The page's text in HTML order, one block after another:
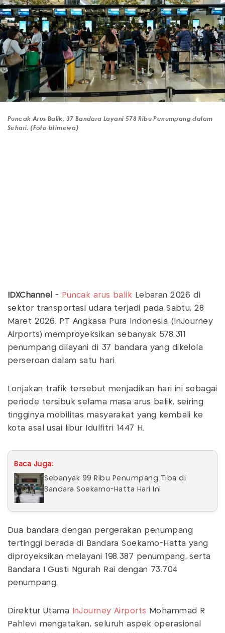
Puncak Arus Balik, 37 Bandara Layani 578 Ribu Penumpang dalam
Sehari. (Foto Istimewa)
IDXChannel - Puncak arus balik Lebaran 2026 di
sektor transportasi udara terjadi pada Sabtu, 28
Maret 2026. PT Angkasa Pura Indonesia (InJourney
Airports) memproyeksikan sebanyak 578.311
penumpang dilayani di 37 bandara yang dikelola
perseroan dalam satu hari.
Lonjakan trafik tersebut menjadikan hari ini sebagai
periode tersibuk selama masa arus balik, seiring
tingginya mobilitas masyarakat yang kembali ke
kota asal usai libur Idulfitri 1447 H.
Baca Juga:
Sebanyak 99 Ribu Penumpang Tiba di
Bandara Soekarno-Hatta Hari Ini
Dua bandara dengan pergerakan penumpang
tertinggi berada di Bandara Soekarno-Hatta yang
diproyeksikan melayani 198.387 penumpang, serta
Bandara I Gusti Ngurah Rai dengan 73.704
penumpang.
Direktur Utama InJourney Airports
Mohammad R
Pahlevi mengatakan, seluruh aspek operasional